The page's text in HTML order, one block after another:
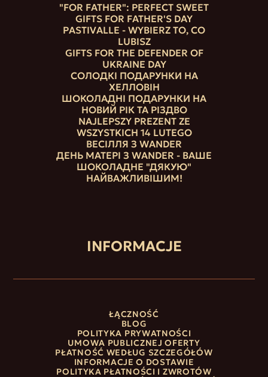
"FOR FATHER": PERFECT SWEET
GIFTS FOR FATHER'S DAY
PASTIVALLE - WYBIERZ TO, CO
LUBISZ
GIFTS FOR THE DEFENDER OF
UKRAINE DAY
СОЛОДКІ ПОДАРУНКИ НА
ХЕЛЛОВІН
ШОКОЛАДНІ ПОДАРУНКИ НА
НОВИЙ РІК ТА РІЗДВО
NAJLEPSZY PREZENT ZE
WSZYSTKICH 14 LUTEGO
ВЕСІЛЛЯ З WANDER
ДЕНЬ МАТЕРІ З WANDER - ВАШЕ
ШОКОЛАДНЕ "ДЯКУЮ"
НАЙВАЖЛИВІШИМ!
INFORMACJE
ŁĄCZNOŚĆ
BLOG
POLITYKA PRYWATNOŚCI
UMOWA PUBLICZNEJ OFERTY
PŁATNOŚĆ WEDŁUG SZCZEGÓŁÓW
INFORMACJE O DOSTAWIE
POLITYKA PŁATNOŚCI I ZWROTÓW